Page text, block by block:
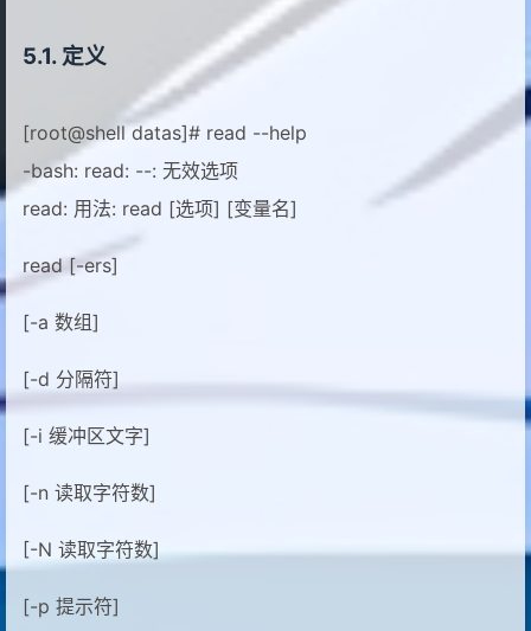
定义
[root@shell datas]# read --help
-bash: read: --: 无效选项
read: 用法: read [选项] [变量名]
read [-ers]
[-a 数组]
[-d 分隔符]
[-i 缓冲区文字]
[-n 读取字符数]
[-N 读取字符数]
[-p 提示符]